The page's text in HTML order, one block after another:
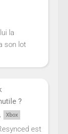
la
son lot
?
, Xbox
est